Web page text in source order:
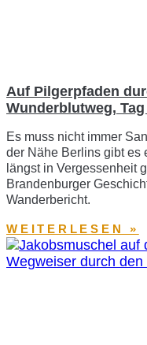
Auf Pilgerpfaden
Wunderblutweg, Tag
Es muss nicht immer
der Nähe Berlins gibt es
längst in Vergessenheit
Brandenburger
Wanderbericht.
WEITERLESEN »